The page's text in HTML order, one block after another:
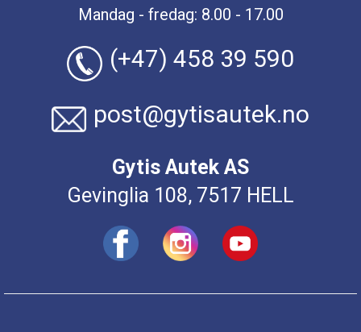
Mandag - fredag: 8.00 - 17.00
(+47) 458 39 590
post@gytisautek.no
Gytis Autek AS
Gevinglia 108, 7517 HELL